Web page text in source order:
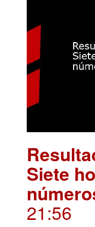
Siete
21:56